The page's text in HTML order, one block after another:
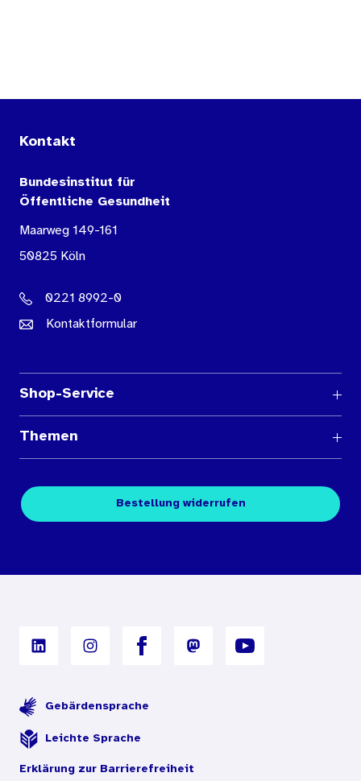
Kontakt
Bundesinstitut für
Öffentliche Gesundheit
Maarweg 149-161
50825 Köln
0221 8992-0
Kontaktformular
Shop-Service
Medienübersichten
Kontakt
Themen
Fachpublikationen
Digitales Archiv
Bestellung widerrufen
Gebärdensprache
Leichte Sprache
Erklärung zur Barrierefreiheit